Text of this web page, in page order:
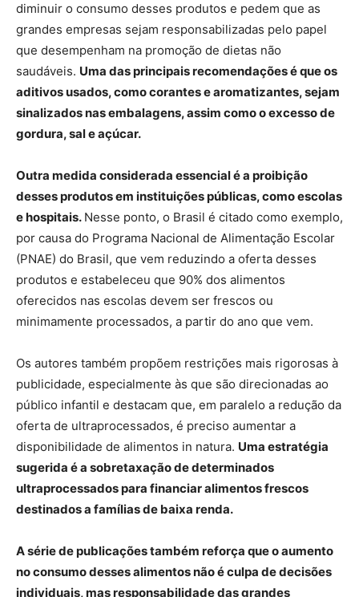
diminuir o consumo desses produtos e pedem que as
grandes empresas sejam responsabilizadas pelo papel
que desempenham na promoção de dietas não
saudáveis. Uma das principais recomendações é que os
aditivos usados, como corantes e aromatizantes, sejam
sinalizados nas embalagens, assim como o excesso de
gordura, sal e açúcar.
Outra medida considerada essencial é a proibição
desses produtos em instituições públicas, como escolas
e hospitais. Nesse ponto, o Brasil é citado como exemplo,
por causa do Programa Nacional de Alimentação Escolar
(PNAE) do Brasil, que vem reduzindo a oferta desses
produtos e estabeleceu que 90% dos alimentos
oferecidos nas escolas devem ser frescos ou
minimamente processados, a partir do ano que vem.
Os autores também propõem restrições mais rigorosas à
publicidade, especialmente às que são direcionadas ao
público infantil e destacam que, em paralelo a redução da
oferta de ultraprocessados, é preciso aumentar a
disponibilidade de alimentos in natura. Uma estratégia
sugerida é a sobretaxação de determinados
ultraprocessados para financiar alimentos frescos
destinados a famílias de baixa renda.
A série de publicações também reforça que o aumento
no consumo desses alimentos não é culpa de decisões
individuais, mas responsabilidade das grandes